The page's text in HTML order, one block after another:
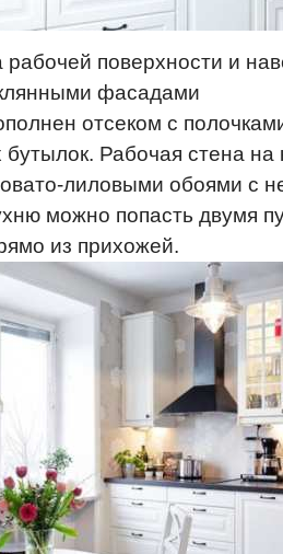
рабочей поверхности и
фасадами
отсеком с
Рабочая стена на
лиловыми обоями с
можно попасть двумя
из прихожей.